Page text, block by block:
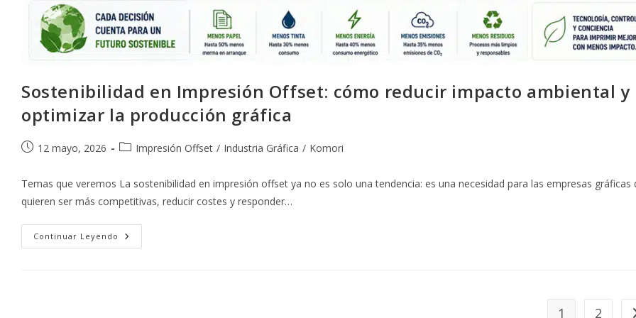
Sostenibilidad en Impresión Offset: cómo reducir impacto ambiental y
optimizar la producción gráfica
Publicación
entrada:
12 mayo, 2026
Categoría
entrada:
Impresión Offset / Industria Gráfica / Komori
Temas que veremos La sostenibilidad en impresión offset ya no es solo una tendencia: es una necesidad para las empresas gráficas
quieren ser más competitivas, reducir costes y responder…
Continuar Leyendo Sostenibilidad
En
1 2